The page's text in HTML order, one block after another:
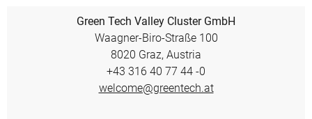
Green Tech Valley Cluster GmbH
Waagner-Biro-Straße 100
8020 Graz, Austria
+43 316 40 77 44 -0
welcome@greentech.at